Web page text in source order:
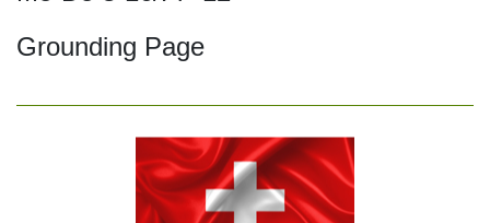
Grounding Page